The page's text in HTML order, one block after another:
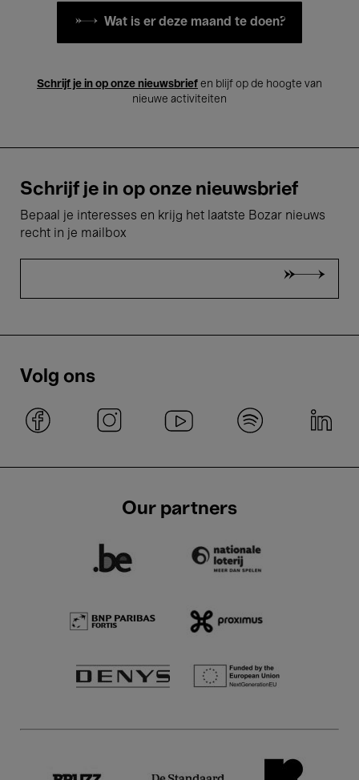
Wat is er deze maand te doen?
Schrijf je in op onze nieuwsbrief en blijf op de hoogte van
nieuwe activiteiten
Schrijf je in op onze nieuwsbrief
Bepaal je interesses en krijg het laatste Bozar nieuws
recht in je mailbox
Volg ons
Our partners